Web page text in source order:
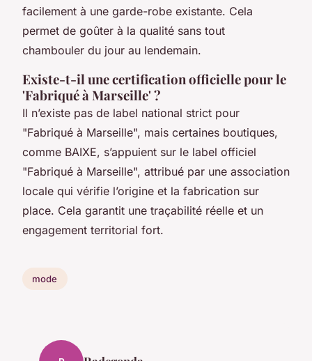
facilement à une garde-robe existante. Cela
permet de goûter à la qualité sans tout
chambouler du jour au lendemain.
Existe-t-il une certification officielle pour le
'Fabriqué à Marseille' ?
Il n’existe pas de label national strict pour
"Fabriqué à Marseille", mais certaines boutiques,
comme BAIXE, s’appuient sur le label officiel
"Fabriqué à Marseille", attribué par une association
locale qui vérifie l’origine et la fabrication sur
place. Cela garantit une traçabilité réelle et un
engagement territorial fort.
mode